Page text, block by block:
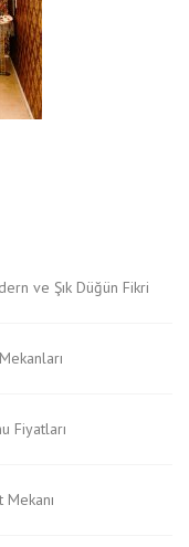
ve Şık Düğün Fikri
Fiyatları